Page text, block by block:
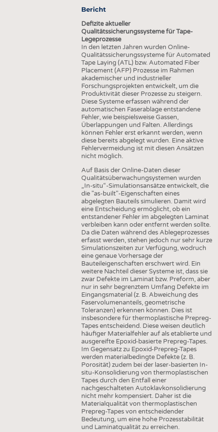
HAUS- UND HEIMTEXTILIEN
DTV AUSSCHREIBUNGSDIENST
FAKTEN
STATISTICS
TERMINE
BRANCHENTERMINE
Bericht
Defizite aktueller
Qualitätssicherungssysteme für Tape-
Legeprozesse
In den letzten Jahren wurden Online-
Qualitätssicherungssysteme für Automated
Tape Laying (ATL) bzw. Automated Fiber
Placement (AFP) Prozesse im Rahmen
akademischer und industrieller
Forschungsprojekten entwickelt, um die
Produktivität dieser Prozesse zu steigern.
Diese Systeme erfassen während der
automatischen Faserablage entstandene
Fehler, wie beispielsweise Gassen,
Überlappungen und Falten. Allerdings
können Fehler erst erkannt werden, wenn
diese bereits abgelegt wurden. Eine aktive
Fehlervermeidung ist mit diesen Ansätzen
nicht möglich.
Auf Basis der Online-Daten dieser
Qualitätsüberwachungsystemen wurden
„In-situ“-Simulationsansätze entwickelt, die
die "as-built"-Eigenschaften eines
abgelegten Bauteils simulieren. Damit wird
eine Entscheidung ermöglicht, ob ein
entstandener Fehler im abgelegten Laminat
verbleiben kann oder entfernt werden sollte.
Da die Daten während des Ablegeprozesses
erfasst werden, stehen jedoch nur sehr kurze
Simulationszeiten zur Verfügung, wodruch
eine genaue Vorhersage der
Bauteileigenschaften erschwert wird. Ein
weitere Nachteil dieser Systeme ist, dass sie
zwar Defekte im Laminat bzw. Preform, aber
nur in sehr begrenztem Umfang Defekte im
Eingangsmaterial (z. B. Abweichung des
Faservolumenanteils, geometrische
Toleranzen) erkennen können. Dies ist
insbesondere für thermoplastische Prepreg-
Tapes entscheidend. Diese weisen deutlich
häufiger Materialfehler auf als etablierte und
ausgereifte Epoxid-basierte Prepreg-Tapes.
Im Gegensatz zu Epoxid-Prepreg-Tapes
werden materialbedingte Defekte (z. B.
Porosität) zudem bei der laser-basierten In-
situ-Konsolidierung von thermoplastischen
Tapes durch den Entfall einer
nachgeschalteten Autoklavkonsolidierung
nicht mehr kompensiert. Daher ist die
Materialqualität von thermoplastischen
Prepreg-Tapes von entscheidender
Bedeutung, um eine hohe Prozesstabilität
und Laminatqualität zu erreichen.